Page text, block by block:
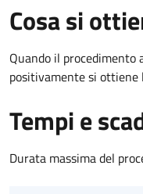
Cosa si
Quando il
positivamente si ottiene
Tempi e
Durata massima del